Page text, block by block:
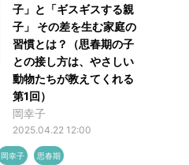
子」と「ギスギスする親
子」 その差を生む家庭の
習慣とは？（思春期の子
との接し方は、やさしい
動物たちが教えてくれる
第1回）
岡幸子
2025.04.22 12:00
岡幸子 思春期